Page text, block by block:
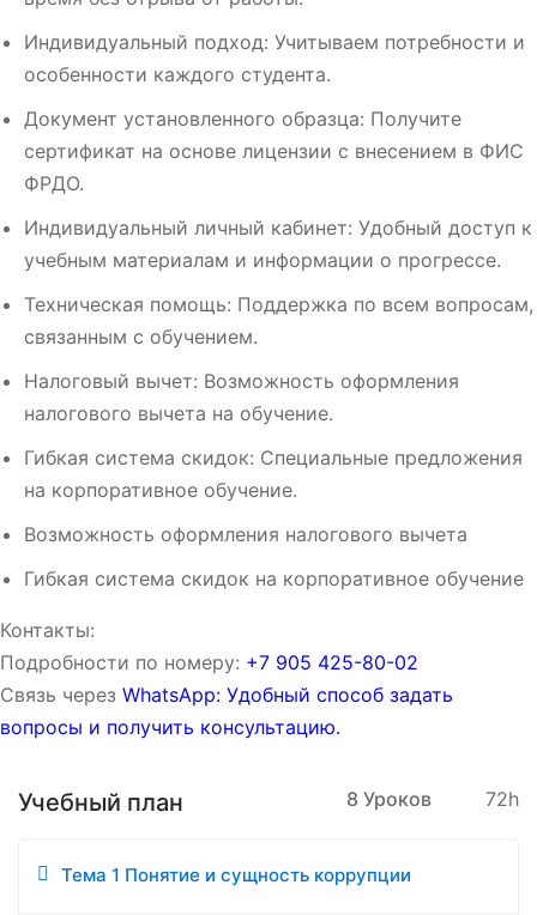
Индивидуальный подход: Учитываем потребности и
особенности каждого студента.
Документ установленного образца: Получите
сертификат на основе лицензии с внесением в ФИС
ФРДО.
Индивидуальный личный кабинет: Удобный доступ к
учебным материалам и информации о прогрессе.
Техническая помощь: Поддержка по всем вопросам,
связанным с обучением.
Налоговый вычет: Возможность оформления
налогового вычета на обучение.
Гибкая система скидок: Специальные предложения
на корпоративное обучение.
Возможность оформления налогового вычета
Гибкая система скидок на корпоративное обучение
Контакты:
Подробности по номеру: ‪‪+7 905 425-80-02‬‬
Связь через WhatsApp: Удобный способ задать
вопросы и получить консультацию.
Учебный план 8 Уроков 72h
Тема 1 Понятие и сущность коррупции